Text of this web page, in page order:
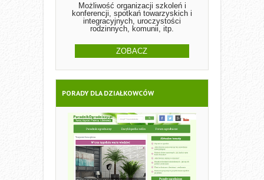
Możliwość organizacji szkoleń i
konferencji, spotkań towarzyskich i
integracyjnych, uroczystości
rodzinnych, komunii, itp.
ZOBACZ
PORADY DLA DZIAŁKOWCÓW